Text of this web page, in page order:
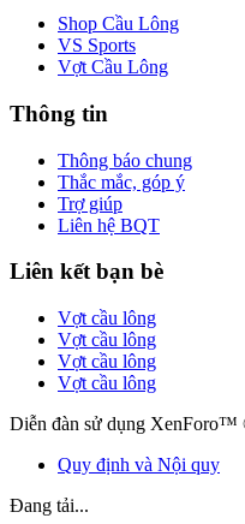
Shop Cầu Lông
VS Sports
Vợt Cầu Lông
Thông tin
Thông báo chung
Thắc mắc, góp ý
Trợ giúp
Liên hệ BQT
Liên kết bạn bè
Vợt cầu lông
Vợt cầu lông
Vợt cầu lông
Vợt cầu lông
Diễn đàn sử dụng XenForo™
Quy định và Nội quy
Đang tải...